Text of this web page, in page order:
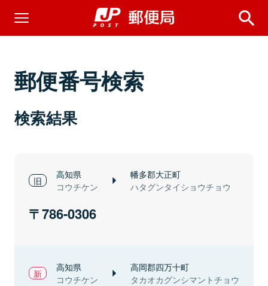
郵便番号検索
検索結果
高知県
コウチケン
幡多郡大正町
ハタグンタイショウチョウ
786-0306
高知県
コウチケン
高岡郡四万十町
タカオカグンシマントチョウ